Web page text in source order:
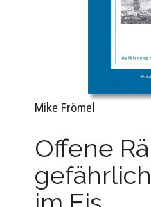
Mike Frömel
Offene